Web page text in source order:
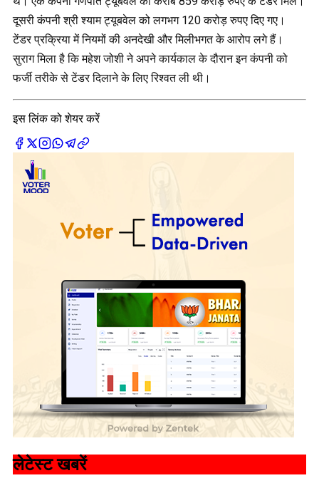
दूसरी कंपनी श्री श्याम ट्यूबवेल को लगभग 120 करोड़ रुपए दिए गए।
टेंडर प्रक्रिया में नियमों की अनदेखी और मिलीभगत के आरोप लगे हैं।
सुराग मिला है कि महेश जोशी ने अपने कार्यकाल के दौरान इन कंपनी को
फर्जी तरीके से टेंडर दिलाने के लिए रिश्वत ली थी।
इस लिंक को शेयर करें
लेटेस्ट खबरें